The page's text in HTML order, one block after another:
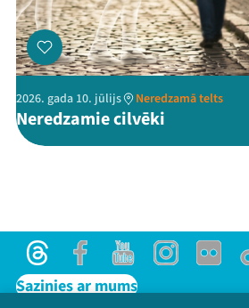
2026. gada 10. jūlijs Neredzamā telts
Neredzamie cilvēki
ThreadsFacebookYoutubeInstagram
Flick
Sazinies ar mums